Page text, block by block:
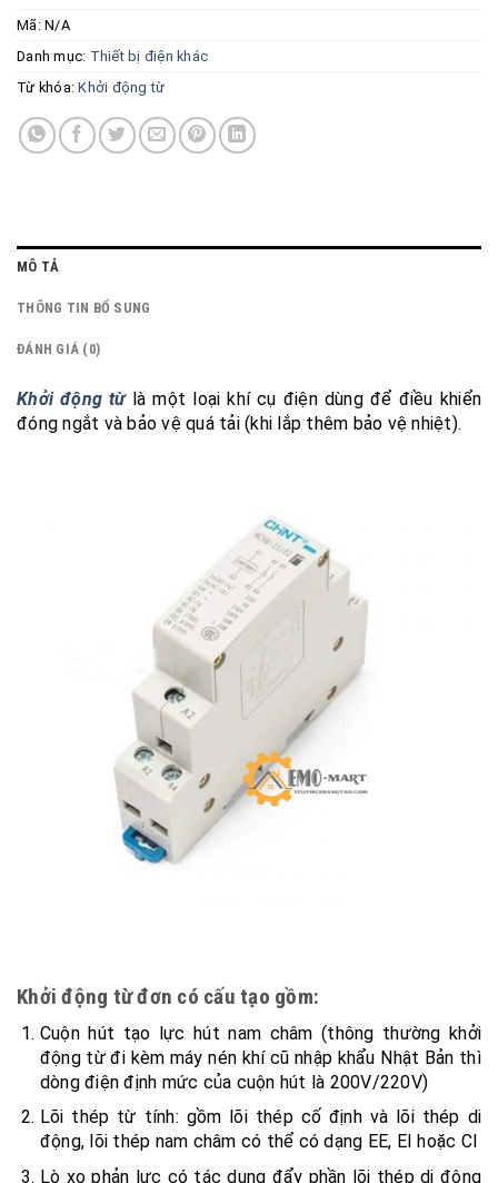
Mã: N/A
Danh mục: Thiết bị điện khác
Từ khóa:Khởi động từ
MÔ TẢ
THÔNG TIN BỔ SUNG
ĐÁNH GIÁ (0)
Khởi động từlà một loại khí cụ điện dùng để điều khiển
đóng ngắt và bảo vệ quá tải (khi lắp thêm bảo vệ nhiệt).
Khởi động từ đơn có cấu tạo gồm:
Cuộn hút tạo lực hút nam châm (thông thường khởi
động từ đi kèm máy nén khí cũ nhập khẩu Nhật Bản thì
dòng điện định mức của cuộn hút là 200V/220V)
Lõi thép từ tính: gồm lõi thép cố định và lõi thép di
động, lõi thép nam châm có thể có dạng EE, EI hoặc CI
Lò xo phản lực có tác dụng đẩy phần lõi thép di động